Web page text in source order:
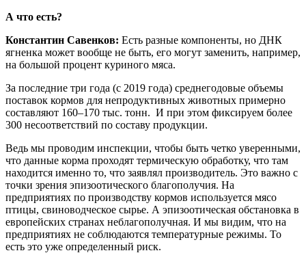
А что есть?
Константин Савенков: Есть разные компоненты, но ДНК
ягненка может вообще не быть, его могут заменить, например,
на большой процент куриного мяса.
За последние три года (с 2019 года) среднегодовые объемы
поставок кормов для непродуктивных животных примерно
составляют 160–170 тыс. тонн. И при этом фиксируем более
300 несоответствий по составу продукции.
Ведь мы проводим инспекции, чтобы быть четко уверенными,
что данные корма проходят термическую обработку, что там
находится именно то, что заявлял производитель. Это важно с
точки зрения эпизоотического благополучия. На
предприятиях по производству кормов используется мясо
птицы, свиноводческое сырье. А эпизоотическая обстановка в
европейских странах неблагополучная. И мы видим, что на
предприятиях не соблюдаются температурные режимы. То
есть это уже определенный риск.